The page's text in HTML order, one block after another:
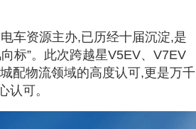
车资源主办,已历经十届沉淀,是
标”。此次跨越星V5EV、V7EV
配物流领域的高度认可,更是万千
认可。